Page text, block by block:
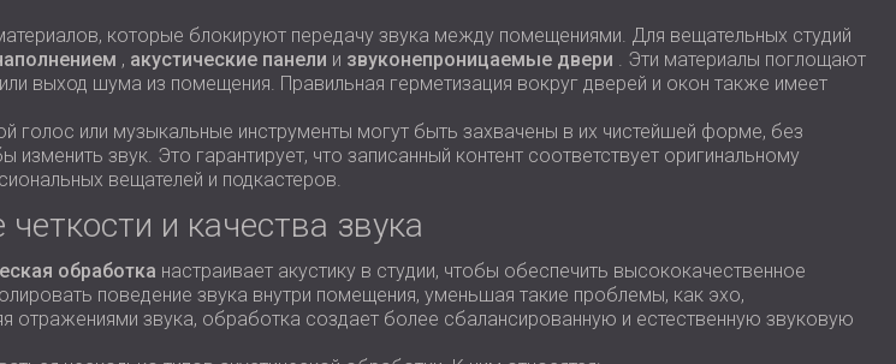
которые блокируют передачу звука между помещениями. Для вещательных студий
, акустические панели и звуконепроницаемые двери . Эти материалы поглощают
выход шума из помещения. Правильная герметизация вокруг дверей и окон также имеет
голос или музыкальные инструменты могут быть захвачены в их чистейшей форме, без
звук. Это гарантирует, что записанный контент соответствует оригинальному
вещателей и подкастеров.
и качества звука
обработка настраивает акустику в студии, чтобы обеспечить высококачественное
поведение звука внутри помещения, уменьшая такие проблемы, как эхо,
отражениями звука, обработка создает более сбалансированную и естественную звуковую